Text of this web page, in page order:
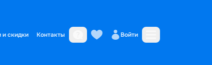
и скидки Контакты Войти